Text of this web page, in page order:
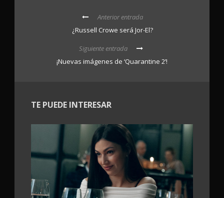
Anterior entrada
¿Russell Crowe será Jor-El?
Siguiente entrada
¡Nuevas imágenes de ‘Quarantine 2’!
TE PUEDE INTERESAR